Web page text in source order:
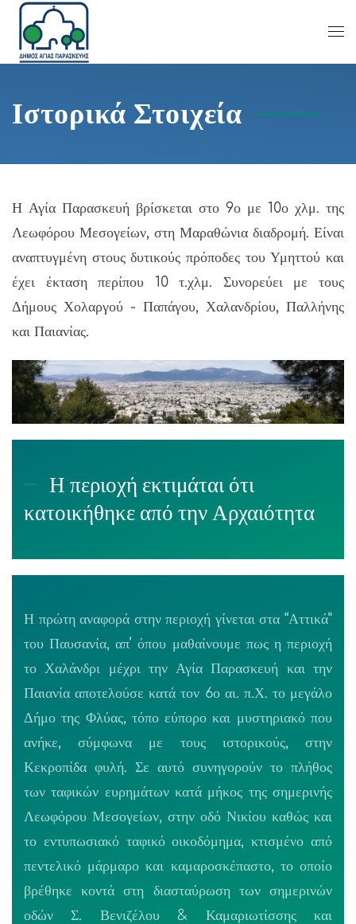
Ιστορικά Στοιχεία
Η Αγία Παρασκευή βρίσκεται στο 9ο με 10ο χλμ. της
Λεωφόρου Μεσογείων, στη Μαραθώνια διαδρομή. Είναι
αναπτυγμένη στους δυτικούς πρόποδες του Υμηττού και
έχει έκταση περίπου 10 τ.χλμ. Συνορεύει με τους
Δήμους Χολαργού - Παπάγου, Χαλανδρίου, Παλλήνης
και Παιανίας.
Η περιοχή εκτιμάται ότι
κατοικήθηκε από την Αρχαιότητα
Η πρώτη αναφορά στην περιοχή γίνεται στα “Αττικά”
του Παυσανία, απ’ όπου μαθαίνουμε πως η περιοχή
το Χαλάνδρι μέχρι την Αγία Παρασκευή και την
Παιανία αποτελούσε κατά τον 6ο αι. π.Χ. το μεγάλο
Δήμο της Φλύας, τόπο εύπορο και μυστηριακό που
ανήκε, σύμφωνα με τους ιστορικούς, στην
Κεκροπίδα φυλή. Σε αυτό συνηγορούν το πλήθος
των ταφικών ευρημάτων κατά μήκος της σημερινής
Λεωφόρου Μεσογείων, στην οδό Νικίου καθώς και
το εντυπωσιακό ταφικό οικοδόμημα, κτισμένο από
πεντελικό μάρμαρο και καμαροσκέπαστο, το οποίο
βρέθηκε κοντά στη διασταύρωση των σημερινών
οδών Σ. Βενιζέλου & Καμαριωτίσσης και